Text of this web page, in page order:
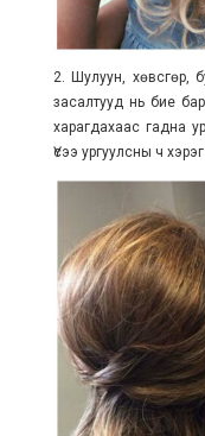
2. Шулуун, хөвсгөр,
засалтууд нь бие
харагдахаас гадна
Үсээ ургуулсны ч